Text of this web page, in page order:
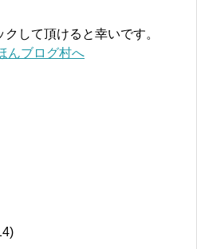
して頂けると幸いです。